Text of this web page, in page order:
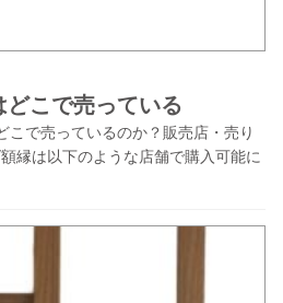
こで売っている
こで売っているのか？販売店・売り
縁は以下のような店舗で購入可能に